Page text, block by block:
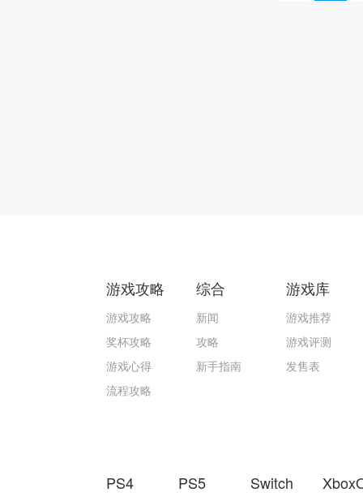
游戏攻略
游戏攻略
奖杯攻略
游戏心得
流程攻略
综合
新闻
攻略
新手指南
游戏库
游戏推荐
游戏评测
发售表
PS4 PS5 Switch